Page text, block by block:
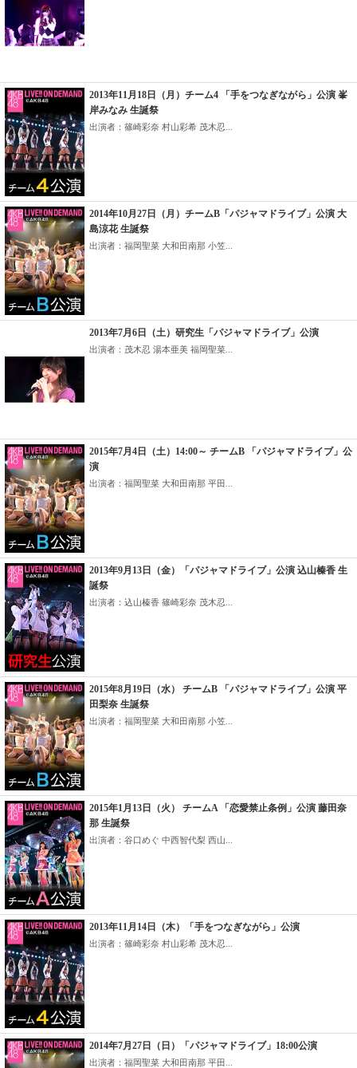
2013年11月18日（月）チーム4 「手をつなぎながら」公演 峯
岸みなみ 生誕祭
出演者：篠崎彩奈 村山彩希 茂木忍...
2014年10月27日（月）チームB「パジャマドライブ」公演 大
島涼花 生誕祭
出演者：福岡聖菜 大和田南那 小笠...
2013年7月6日（土）研究生「パジャマドライブ」公演
出演者：茂木忍 湯本亜美 福岡聖菜...
2015年7月4日（土）14:00～ チームB 「パジャマドライブ」公
演
出演者：福岡聖菜 大和田南那 平田...
2013年9月13日（金）「パジャマドライブ」公演 込山榛香 生
誕祭
出演者：込山榛香 篠崎彩奈 茂木忍...
2015年8月19日（水） チームB 「パジャマドライブ」公演 平
田梨奈 生誕祭
出演者：福岡聖菜 大和田南那 小笠...
2015年1月13日（火） チームA 「恋愛禁止条例」公演 藤田奈
那 生誕祭
出演者：谷口めぐ 中西智代梨 西山...
2013年11月14日（木）「手をつなぎながら」公演
出演者：篠崎彩奈 村山彩希 茂木忍...
2014年7月27日（日）「パジャマドライブ」18:00公演
出演者：福岡聖菜 大和田南那 平田...